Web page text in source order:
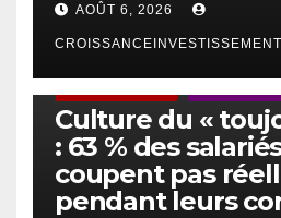
AOÛT 6, 2026
CROISSANCEINVESTISSEMENT
Culture du «
: 63 % des
coupent pas
pendant leurs